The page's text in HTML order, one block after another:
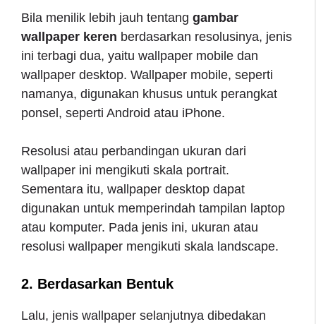
Bila menilik lebih jauh tentang gambar
wallpaper keren berdasarkan resolusinya, jenis
ini terbagi dua, yaitu wallpaper mobile dan
wallpaper desktop. Wallpaper mobile, seperti
namanya, digunakan khusus untuk perangkat
ponsel, seperti Android atau iPhone.
Resolusi atau perbandingan ukuran dari
wallpaper ini mengikuti skala portrait.
Sementara itu, wallpaper desktop dapat
digunakan untuk memperindah tampilan laptop
atau komputer. Pada jenis ini, ukuran atau
resolusi wallpaper mengikuti skala landscape.
2. Berdasarkan Bentuk
Lalu, jenis wallpaper selanjutnya dibedakan